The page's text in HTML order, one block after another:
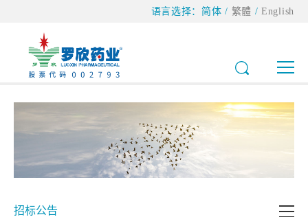
语言选择：简体 / 繁體 /English
招标公告